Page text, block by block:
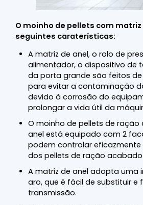
O moinho de pellets com
seguintes caraterísticas:
A matriz de anel, o rolo de
alimentador, o dispositivo de
da porta grande são feitos de
para evitar a contaminação
devido à corrosão do
prolongar a vida útil da
O moinho de pellets de ração
anel está equipado com 2
podem controlar
dos pellets de ração
A matriz de anel adopta uma
aro, que é fácil de substituir e
transmissão.